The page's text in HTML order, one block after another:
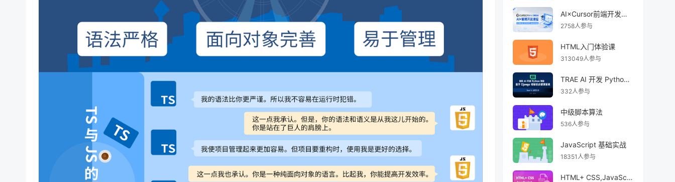
AI×Cursor前端开发：零基础学HTML5·CSS3·JavaScript到高级项目实战
2758人参与
HTML入门体验课
313049人参与
TRAE AI 开发 Python Django 后台管理系统
332人参与
中级脚本算法
536人参与
JavaScript 基础实战
18351人参与
HTML+ CSS,JavaScript 前端开发零基础快速入门